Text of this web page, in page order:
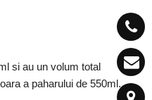
si au un volum total
a paharului de 550ml.